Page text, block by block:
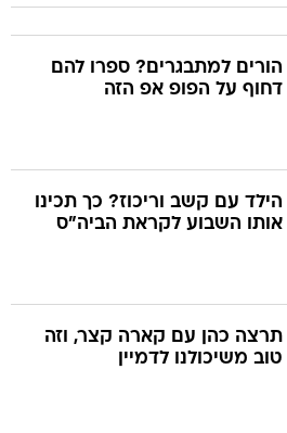
הורים למתבגרים? ספרו להם
דחוף על הפופ אפ הזה
הילד עם קשב וריכוז? כך תכינו
אותו השבוע לקראת הביה"ס
תרצה כהן עם קארה קצר, וזה
טוב משיכולנו לדמיין